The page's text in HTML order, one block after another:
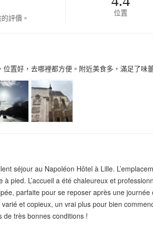
評價。 位置
位置好，去哪裡都方便。附近美食多，滿足了味
séjour au Napoléon Hôtel à Lille.
à pied. L’accueil a été chaleureux et
parfaite pour se reposer après une
et copieux, un vrai plus pour bien
de très bonnes conditions !